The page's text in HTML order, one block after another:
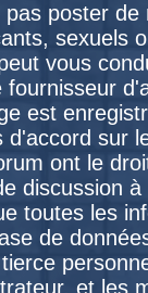
poster
sexuels
vous
est
d'accord sur
ont le
discussion
toutes les
de
et les